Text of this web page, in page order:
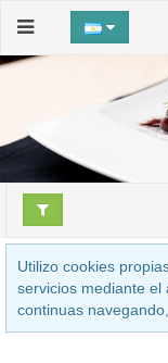
Utilizo cookies
servicios mediante el
continuas